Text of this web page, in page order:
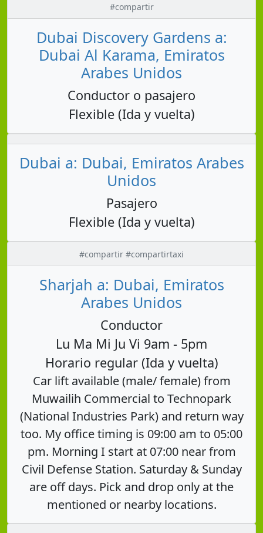
#compartir
Dubai Discovery Gardens a:
Dubai Al Karama, Emiratos
Arabes Unidos
Conductor o pasajero
Flexible (Ida y vuelta)
Dubai a: Dubai, Emiratos Arabes
Unidos
Pasajero
Flexible (Ida y vuelta)
#compartir #compartirtaxi
Sharjah a: Dubai, Emiratos
Arabes Unidos
Conductor
Lu Ma Mi Ju Vi 9am - 5pm
Horario regular (Ida y vuelta)
Car lift available (male/ female) from
Muwailih Commercial to Technopark
(National Industries Park) and return way
too. My office timing is 09:00 am to 05:00
pm. Morning I start at 07:00 near from
Civil Defense Station. Saturday & Sunday
are off days. Pick and drop only at the
mentioned or nearby locations.